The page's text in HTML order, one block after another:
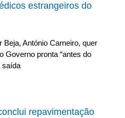
estrangeiros do
Beja, António Carneiro, quer
Governo pronta “antes do
saída
repavimentação